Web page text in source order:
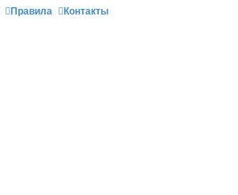
Правила Контакты